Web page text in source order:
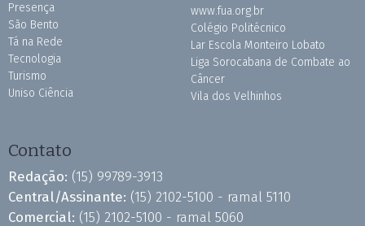
Presença
São Bento
Tá na Rede
Tecnologia
Turismo
Uniso Ciência
www.fua.org.br
Colégio Politécnico
Lar Escola Monteiro Lobato
Liga Sorocabana de Combate ao
Câncer
Vila dos Velhinhos
Contato
Redação: (15) 99789-3913
Central/Assinante: (15) 2102-5100 - ramal 5110
Comercial: (15) 2102-5100 - ramal 5060